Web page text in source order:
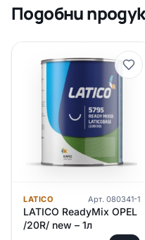
Подобни
LATICO Арт. 080341-1
LATICO ReadyMix OPEL
/20R/ new – 1л